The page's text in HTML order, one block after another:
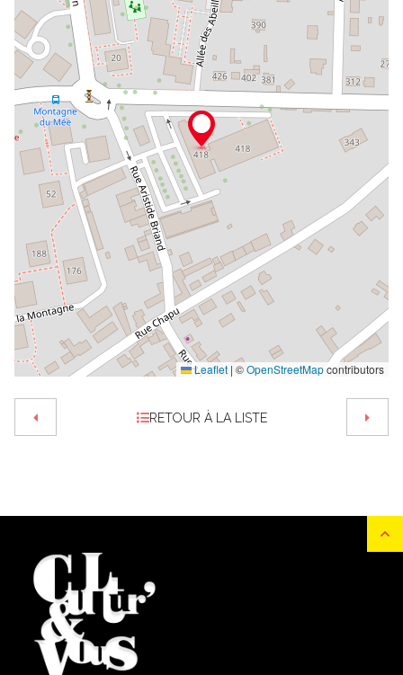
Leaflet | ©OpenStreetMapcontributors
RETOUR À LA LISTE